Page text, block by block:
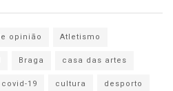
opinião
Atletismo
Braga
casa das artes
covid-19 cultura
desporto